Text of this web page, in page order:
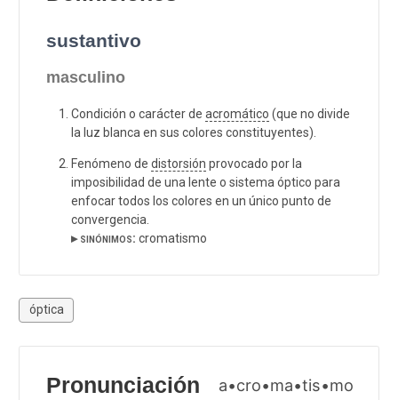
sustantivo
masculino
Condición o carácter de acromático (que no divide
la luz blanca en sus colores constituyentes).
Fenómeno de distorsión provocado por la
imposibilidad de una lente o sistema óptico para
enfocar todos los colores en un único punto de
convergencia.
▸ sinónimos: cromatismo
óptica
Pronunciación a•cro•ma•tis•mo